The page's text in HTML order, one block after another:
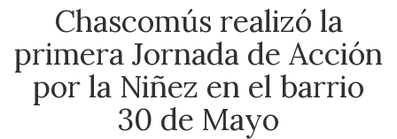
Chascomús realizó la
primera Jornada de Acción
por la Niñez en el barrio
30 de Mayo